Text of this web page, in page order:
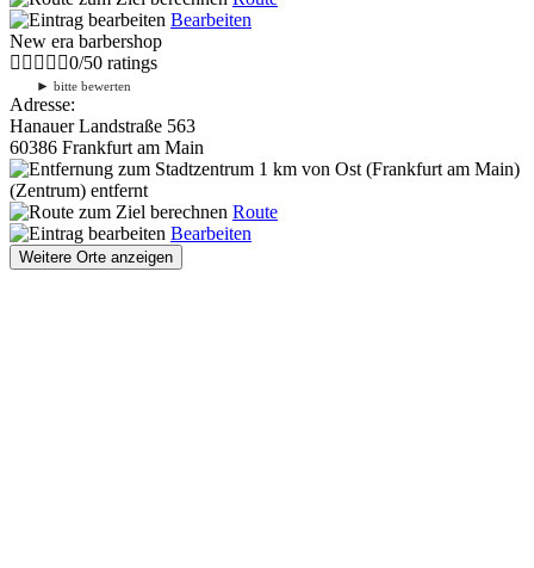
Bearbeiten
New era barbershop
0/50 ratings
► bitte bewerten
Adresse:
Hanauer Landstraße 563
60386 Frankfurt am Main
1 km von Ost (Frankfurt am Main)
(Zentrum) entfernt
Route
Bearbeiten
Weitere Orte anzeigen